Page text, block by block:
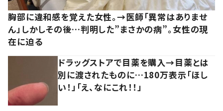
胸部に違和感を覚えた女性。→医師「異常はありませ
ん」しかしその後…判明した”まさかの病”。女性の現
在に迫る
ドラッグストアで目薬を購入→目薬とは
別に渡されたものに…180万表示「ほし
い！」「え、なにこれ！！」